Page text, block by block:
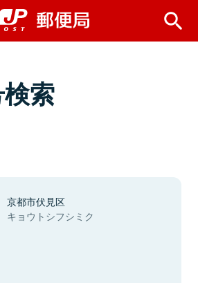
索
京都市伏見区
キョウトシフシミク